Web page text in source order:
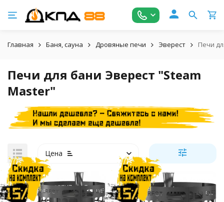
Главная Баня, сауна Дровяные печи Эверест Печи
Печи для бани Эверест "Steam
Master"
Цена